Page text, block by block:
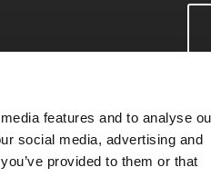
features and to analyse
social media, advertising and
provided to them or that